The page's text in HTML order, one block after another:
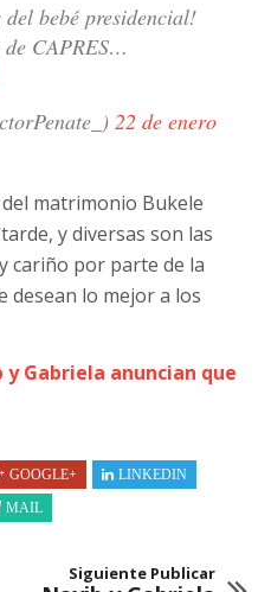
bebé presidencial!
CAPRES…
22 de enero
matrimonio Bukele
y diversas son las
cariño por parte de la
desean lo mejor a los
y Gabriela anuncian que
GOOGLE+
LINKEDIN
MAIL
Siguiente Publicar